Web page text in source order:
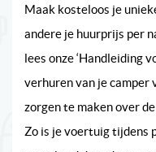
Maak kosteloos je
andere je huurprijs per
lees onze ‘Handleiding
verhuren van je camper
zorgen te maken over
Zo is je voertuig tijdens